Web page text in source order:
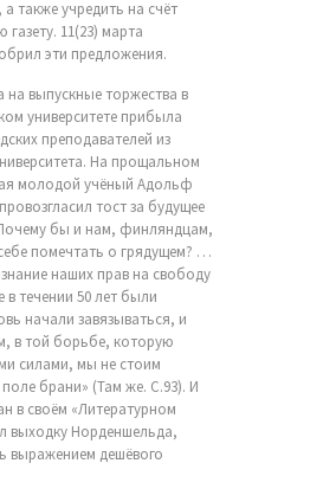
также учредить на счёт
11(23) марта
эти предложения.
на выпускные торжества в
университете прибыла
преподавателей из
На прощальном
молодой учёный Адольф
тост за будущее
бы и нам, финляндцам,
помечтать о грядущем? …
наших прав на свободу
в течении 50 лет были
начали завязываться, и
в той борьбе, которую
силами, мы не стоим
брани» (Там же. С.93). И
в своём «Литературном
выходку Норденшельда,
выражением дешёвого